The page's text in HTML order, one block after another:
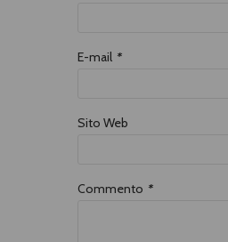
E-mail *
Sito Web
Commento *